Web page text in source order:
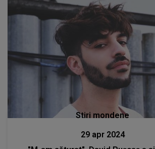
Stiri mondene
29 apr 2024